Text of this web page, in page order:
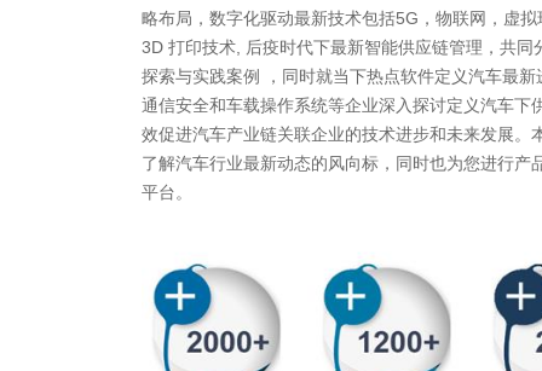
略布局，数字化驱动最新技术包括5G，物联网，虚
3D 打印技术, 后疫时代下最新智能供应链管理，共
探索与实践案例 ，同时就当下热点软件定义汽车最
通信安全和车载操作系统等企业深入探讨定义汽车下
效促进汽车产业链关联企业的技术进步和未来发展。
了解汽车行业最新动态的风向标，同时也为您进行产
平台。